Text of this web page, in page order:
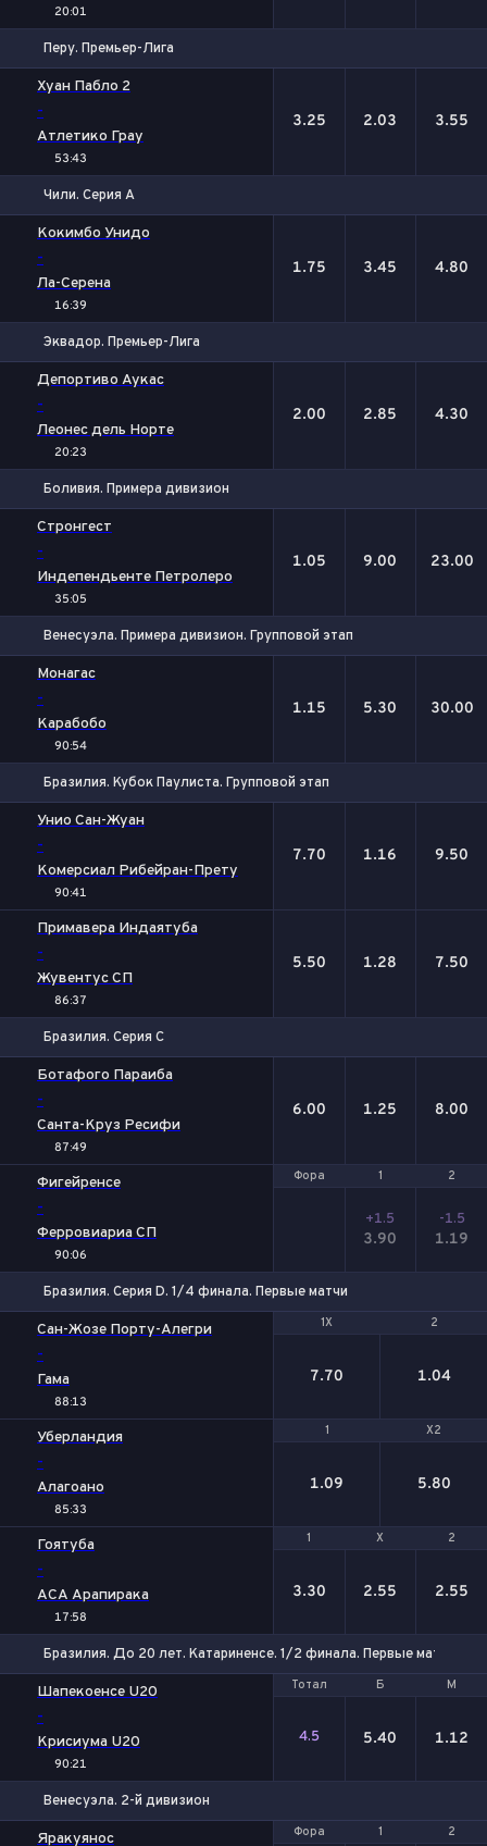
20:01
Перу. Премьер-Лига
Хуан Пабло 2
-
Атлетико Грау
53:43
3.25 2.03 3.55
Чили. Серия А
Кокимбо Унидо
-
Ла-Серена
16:39
1.75 3.45 4.80
Эквадор. Премьер-Лига
Депортиво Аукас
-
Леонес дель Норте
20:23
2.00 2.85 4.30
Боливия. Примера дивизион
Стронгест
-
Индепендьенте Петролеро
35:05
1.05 9.00 23.00
Венесуэла. Примера дивизион. Групповой этап
Монагас
-
Карабобо
90:54
1.15 5.30 30.00
Бразилия. Кубок Паулиста. Групповой этап
Унио Сан-Жуан
-
Комерсиал Рибейран-Прету
90:41
7.70 1.16 9.50
Примавера Индаятуба
-
Жувентус СП
86:37
5.50 1.28 7.50
Бразилия. Серия С
Ботафого Параиба
-
Санта-Круз Ресифи
87:49
6.00 1.25 8.00
Фора 1 2
Фигейренсе
-
Ферровиариа СП
90:06
Фора 1 2
+1.5
3.90
-1.5
1.19
Бразилия. Серия D. 1/4 финала. Первые матчи
1X 2
Сан-Жозе Порту-Алегри
-
Гама
88:13
1X 2
7.70 1.04
1 X2
Уберландия
-
Алагоано
85:33
1 X2
1.09 5.80
1 Х 2
Гоятуба
-
АСА Арапирака
17:58
1 Х 2
3.30 2.55 2.55
Бразилия. До 20 лет. Катариненсе. 1/2 финала. Первые матчи
Тотал Б М
Шапекоенсе U20
-
Крисиума U20
90:21
Тотал Б М
4.5 5.40 1.12
Венесуэла. 2-й дивизион
Фора 1 2
Яракуянос Фора 1 2